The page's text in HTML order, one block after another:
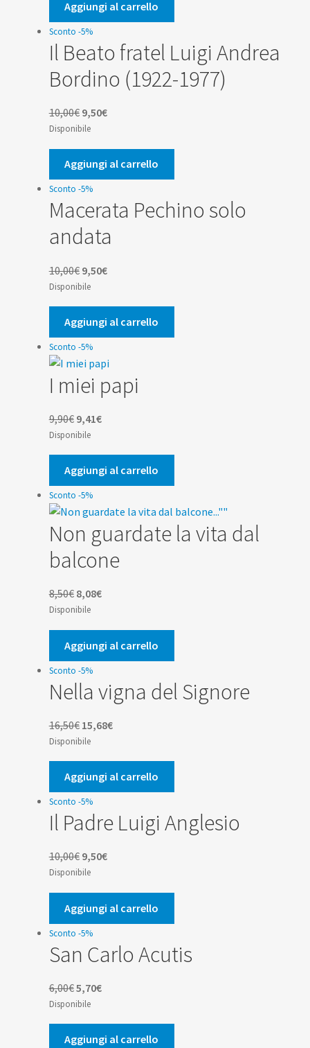
era:
9,90€.
è:
9,41€.
Aggiungi al carrello
Sconto -5%
Il Beato fratel Luigi Andrea
Bordino (1922-1977)
10,00€ Il
prezzo
originale
era:
10,00€.
9,50€Il
attuale
è:
9,50€.
Disponibile
Aggiungi al carrello
Sconto -5%
Macerata Pechino solo
andata
10,00€ Il
prezzo
originale
era:
10,00€.
9,50€Il
attuale
è:
9,50€.
Disponibile
Aggiungi al carrello
Sconto -5%
I miei papi
9,90€ Il
prezzo
originale
era:
9,90€.
9,41€Il
attuale
è:
9,41€.
Disponibile
Aggiungi al carrello
Sconto -5%
Non guardate la vita dal
balcone
8,50€ Il
prezzo
originale
era:
8,50€.
8,08€Il
attuale
è:
8,08€.
Disponibile
Aggiungi al carrello
Sconto -5%
Nella vigna del Signore
16,50€ Il
prezzo
originale
era:
16,50€.
15,68€Il
attuale
è:
15,68€.
Disponibile
Aggiungi al carrello
Sconto -5%
Il Padre Luigi Anglesio
10,00€ Il
prezzo
originale
era:
10,00€.
9,50€Il
attuale
è:
9,50€.
Disponibile
Aggiungi al carrello
Sconto -5%
San Carlo Acutis
6,00€ Il
prezzo
originale
era:
5,70€Il
attuale
è:
Disponibile
Aggiungi al carrello